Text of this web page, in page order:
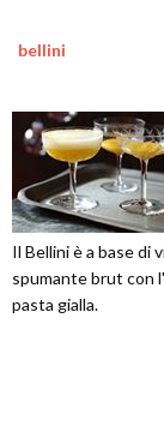
bellini
Il Bellini è a base di
spumante brut con
pasta gialla.